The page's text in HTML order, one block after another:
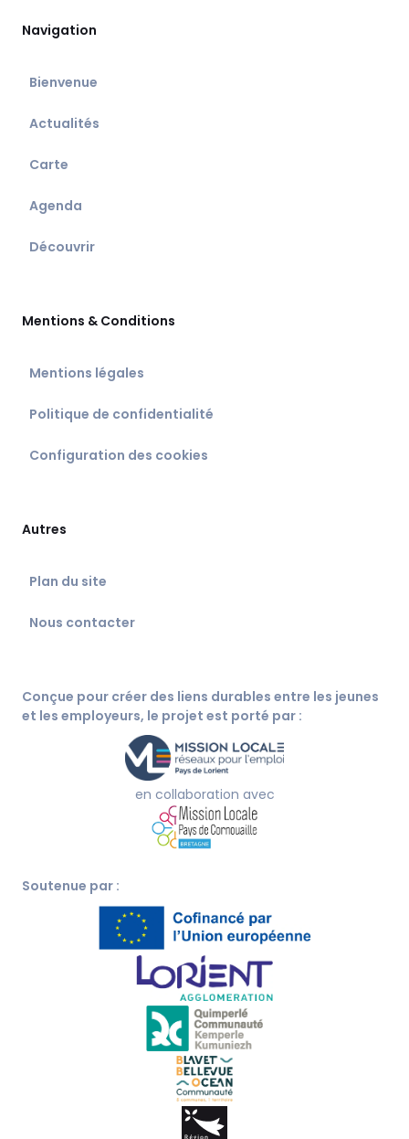
Navigation
Bienvenue
Actualités
Carte
Agenda
Découvrir
Mentions & Conditions
Mentions légales
Politique de confidentialité
Configuration des cookies
Autres
Plan du site
Nous contacter
Conçue pour créer des liens durables entre les jeunes
et les employeurs, le projet est porté par :
en collaboration avec
Soutenue par :